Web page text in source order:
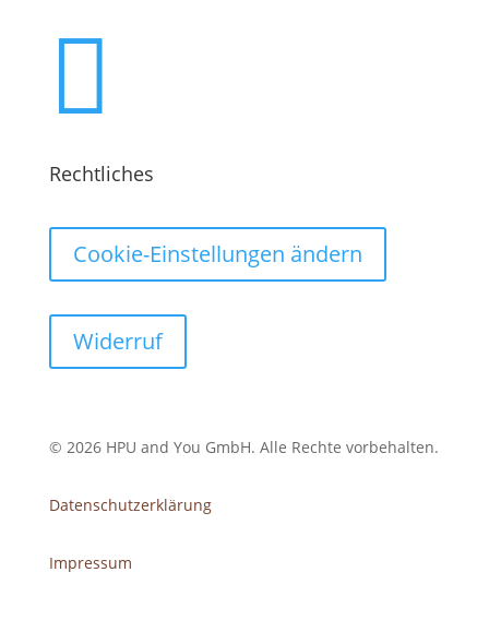

Rechtliches
Cookie-Einstellungen ändern
Widerruf
© 2026 HPU and You GmbH. Alle Rechte vorbehalten.
Datenschutzerklärung
Impressum